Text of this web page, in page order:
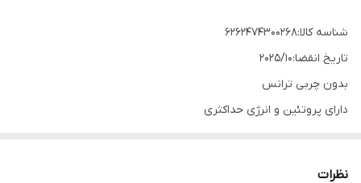
شناسه کالا:6262474300268
تاریخ انقضا:2025/10
بدون چربی ترانس
دارای پروتئین و انرژی حداکثری
نظرات